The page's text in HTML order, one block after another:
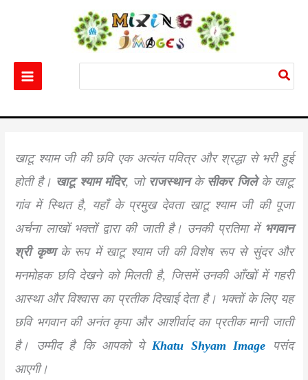
खाटू श्याम जी की छवि एक अत्यंत पवित्र और श्रद्धा से भरी हुई
होती है। खाटू श्याम मंदिर, जो राजस्थानके सीकर जिलेके खाटू
गांव में स्थित है, यहाँ के प्रमुख देवता खाटू श्याम जी की पूजा
अर्चना लाखों भक्तों द्वारा की जाती है। उनकी प्रतिमा में भगवान
श्री कृष्णके रूप में खाटू श्याम जी की विशेष रूप से सुंदर और
मनमोहक छवि देखने को मिलती है, जिसमें उनकी आँखों में गहरी
आस्था और विश्वास का प्रतीक दिखाई देता है। भक्तों के लिए यह
छवि भगवान की अनंत कृपा और आशीर्वाद का प्रतीक मानी जाती
है। उम्मीद है कि आपको ये Khatu Shyam Image पसंद
आएगी।